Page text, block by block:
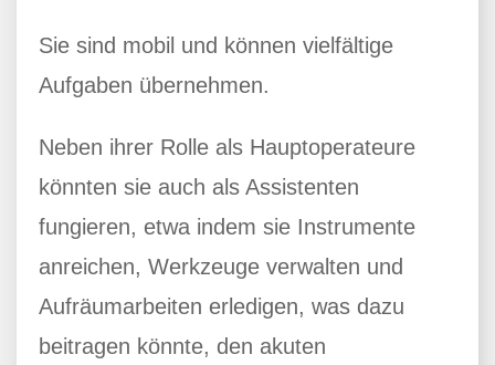
Sie sind mobil und können vielfältige
Aufgaben übernehmen.
Neben ihrer Rolle als Hauptoperateure
könnten sie auch als Assistenten
fungieren, etwa indem sie Instrumente
anreichen, Werkzeuge verwalten und
Aufräumarbeiten erledigen, was dazu
beitragen könnte, den akuten